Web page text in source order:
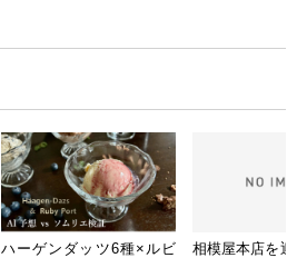
ハーゲンダッツ6種×ルビ
相模屋本店を